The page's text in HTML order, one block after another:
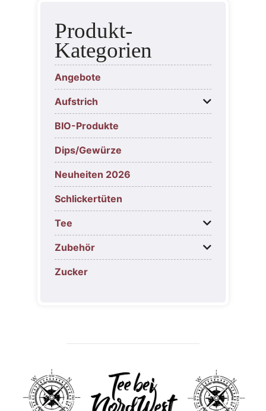
Produkt-
Kategorien
Angebote
Aufstrich
BIO-Produkte
Dips/Gewürze
Neuheiten 2026
Schlickertüten
Tee
Zubehör
Zucker